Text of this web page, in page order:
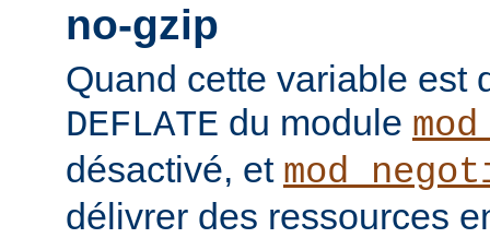
no-gzip
Quand cette variable est
DEFLATE du module
désactivé, et
délivrer des ressources